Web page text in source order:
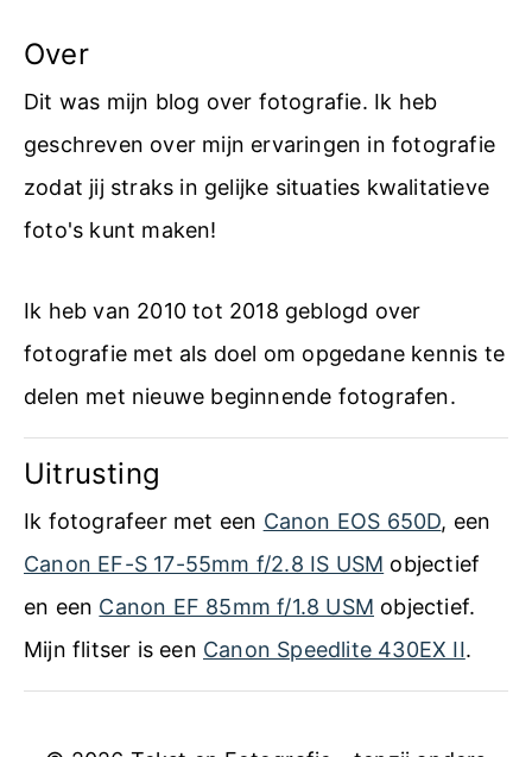
Over
Dit was mijn blog over fotografie. Ik heb
geschreven over mijn ervaringen in fotografie
zodat jij straks in gelijke situaties kwalitatieve
foto's kunt maken!
Ik heb van 2010 tot 2018 geblogd over
fotografie met als doel om opgedane kennis te
delen met nieuwe beginnende fotografen.
Uitrusting
Ik fotografeer met een Canon EOS 650D, een
Canon EF-S 17-55mm f/2.8 IS USM objectief
en een Canon EF 85mm f/1.8 USM objectief.
Mijn flitser is een Canon Speedlite 430EX II.